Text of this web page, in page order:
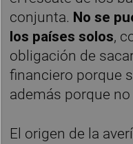
conjunta. No se
los países solos,
obligación de
financiero porque
además porque
El origen de la